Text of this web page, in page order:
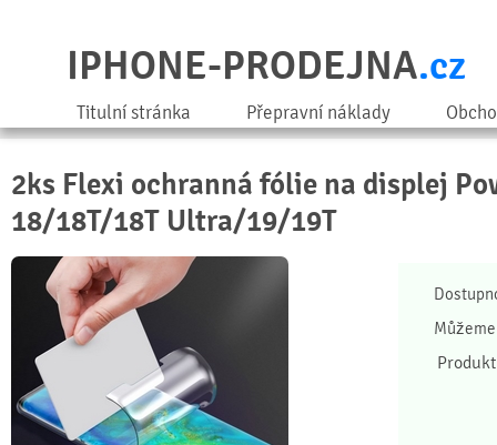
IPHONE-PRODEJNA.cz
Titulní stránka Přepravní náklady
2ks Flexi ochranná fólie na displej
18/18T/18T Ultra/19/19T